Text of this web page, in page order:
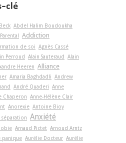
clé
Abdel Halim Boudoukha
Addiction
de soi Agnès Cassé
Perroud Alain Sauteraud
Alain
Heeren Alliance
Amaria Baghdadli Andrew
André Quaderi Anne
Chaperon Anne-Hélène Clair
Anorexie Antoine Bioy
Anxiété
Arnaud Pictet Arnoud Arntz
panique Aurélie Docteur Aurélie